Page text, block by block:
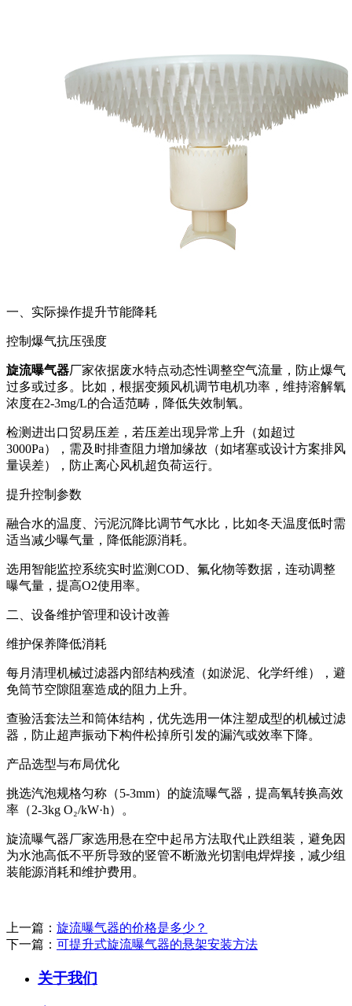
一、实际操作提升节能降耗
控制爆气抗压强度
旋流曝气器厂家依据废水特点动态性调整空气流量，防止爆气
过多或过多。比如，根据变频风机调节电机功率，维持溶解氧
浓度在2-3mg/L的合适范畴，降低失效制氧。
检测进出口贸易压差，若压差出现异常上升（如超过
3000Pa），需及时排查阻力增加缘故（如堵塞或设计方案排风
量误差），防止离心风机超负荷运行。
提升控制参数
融合水的温度、污泥沉降比调节气水比，比如冬天温度低时需
适当减少曝气量，降低能源消耗。
选用智能监控系统实时监测COD、氟化物等数据，连动调整
曝气量，提高O2使用率。
二、设备维护管理和设计改善
维护保养降低消耗
每月清理机械过滤器内部结构残渣（如淤泥、化学纤维），避
免筒节空隙阻塞造成的阻力上升。
查验活套法兰和筒体结构，优先选用一体注塑成型的机械过滤
器，防止超声振动下构件松掉所引发的漏汽或效率下降。
产品选型与布局优化
挑选汽泡规格匀称（5-3mm）的旋流曝气器，提高氧转换高效
率（2-3kg O₂/kW·h）。
旋流曝气器厂家选用悬在空中起吊方法取代止跌组装，避免因
为水池高低不平所导致的竖管不断激光切割电焊焊接，减少组
装能源消耗和维护费用。
上一篇： 旋流曝气器的价格是多少？
下一篇： 可提升式旋流曝气器的悬架安装方法
关于我们